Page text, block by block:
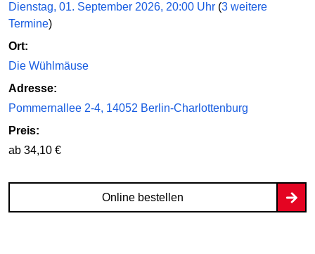
Dienstag, 01. September 2026, 20:00 Uhr (3 weitere
Termine)
Ort:
Die Wühlmäuse
Adresse:
Pommernallee 2-4, 14052 Berlin-Charlottenburg
Preis:
ab 34,10 €
Online bestellen